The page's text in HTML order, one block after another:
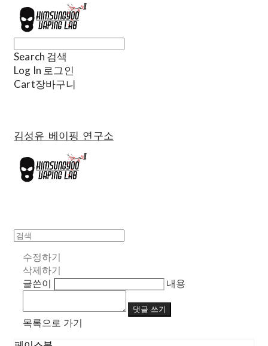
Search 검색
Log In 로그인
Cart장바구니
김성유 베이핑 연구소
수정하기
삭제하기
글쓴이
내용
댓글 쓰기
목록으로 가기